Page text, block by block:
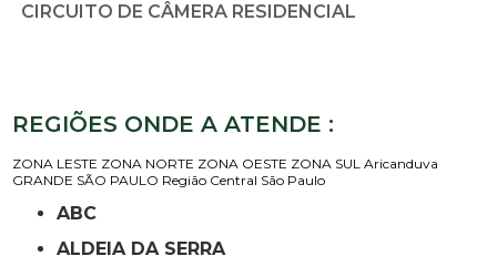
CIRCUITO DE CÂMERA RESIDENCIAL
REGIÕES ONDE A ATENDE :
ZONA LESTE ZONA NORTE ZONA OESTE ZONA SUL Aricanduva
GRANDE SÃO PAULO Região Central São Paulo
ABC
ALDEIA DA SERRA